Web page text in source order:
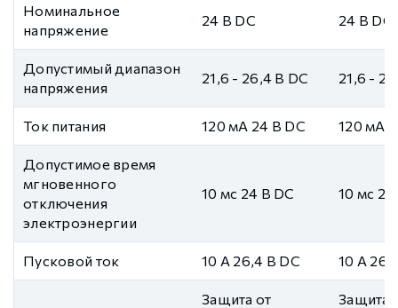
Номинальное
напряжение
24 В DC 24 В DC
Допустимый диапазон
напряжения
21,6 - 26,4 В DC 21,6 -
Ток питания 120 мА 24 В DC 120 мА
Допустимое время
мгновенного
отключения
электроэнергии
10 мс 24 В DC 10 мс 24
Пусковой ток 10 А 26,4 В DC 10 А
Защита от
Защита